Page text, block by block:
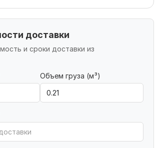
доставки
и сроки доставки из
Объем груза (м³)